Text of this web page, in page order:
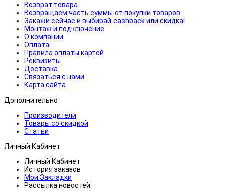
Возврат товара
Возвращаем часть суммы от покупки товаров
Закажи сейчас и выбирай cashback или скидка!
Монтаж и подключение
О компании
Оплата
Правила оплаты картой
Реквизиты
Доставка
Связаться с нами
Карта сайта
Дополнительно
Производители
Товары со скидкой
Статьи
Личный Кабинет
Личный Кабинет
История заказов
Мои Закладки
Рассылка новостей